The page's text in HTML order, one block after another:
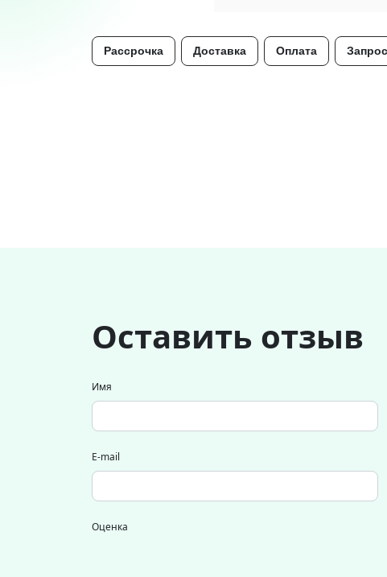
Рассрочка Доставка Оплата
Оставить отзыв
Имя
E-mail
Оценка